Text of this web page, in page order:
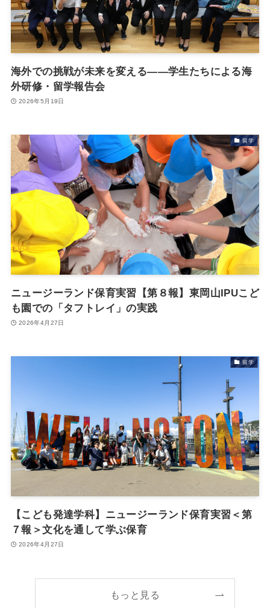
海外での挑戦が未来を変える――学生たちによる海
外研修・留学報告会
2026年5月19日
留学
ニュージーランド保育実習【第８報】東岡山IPUこど
も園での「タフトレイ」の実践
2026年4月27日
留学
【こども発達学科】ニュージーランド保育実習＜第
７報＞文化を通して学ぶ保育
2026年4月27日
もっと見る